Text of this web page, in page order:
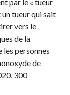
un tueur qui sait
vers le
de la
personnes
de
300